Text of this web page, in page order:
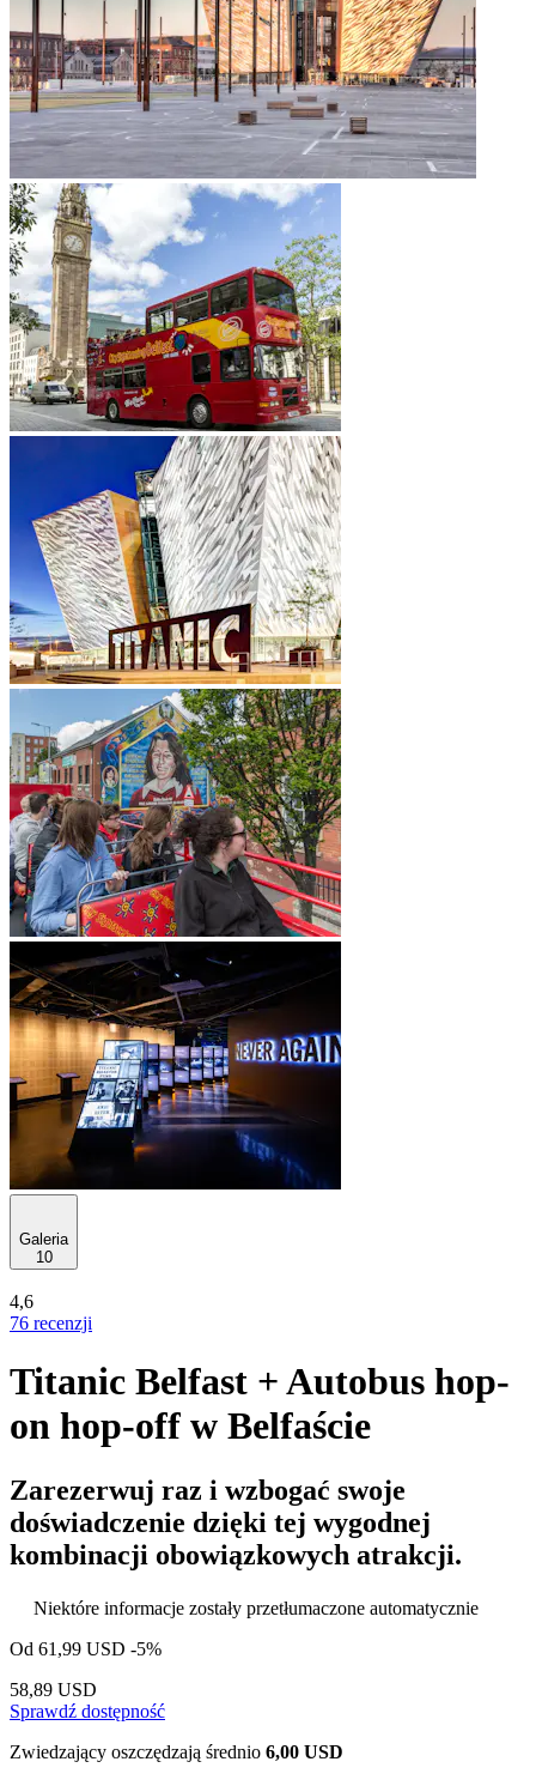
Galeria
10
4,6
76 recenzji
Titanic Belfast + Autobus hop-
on hop-off w Belfaście
Zarezerwuj raz i wzbogać swoje
doświadczenie dzięki tej wygodnej
kombinacji obowiązkowych atrakcji.
Niektóre informacje zostały przetłumaczone automatycznie
Od 61,99 USD -5%
58,89 USD
Sprawdź dostępność
Zwiedzający oszczędzają średnio 6,00 USD